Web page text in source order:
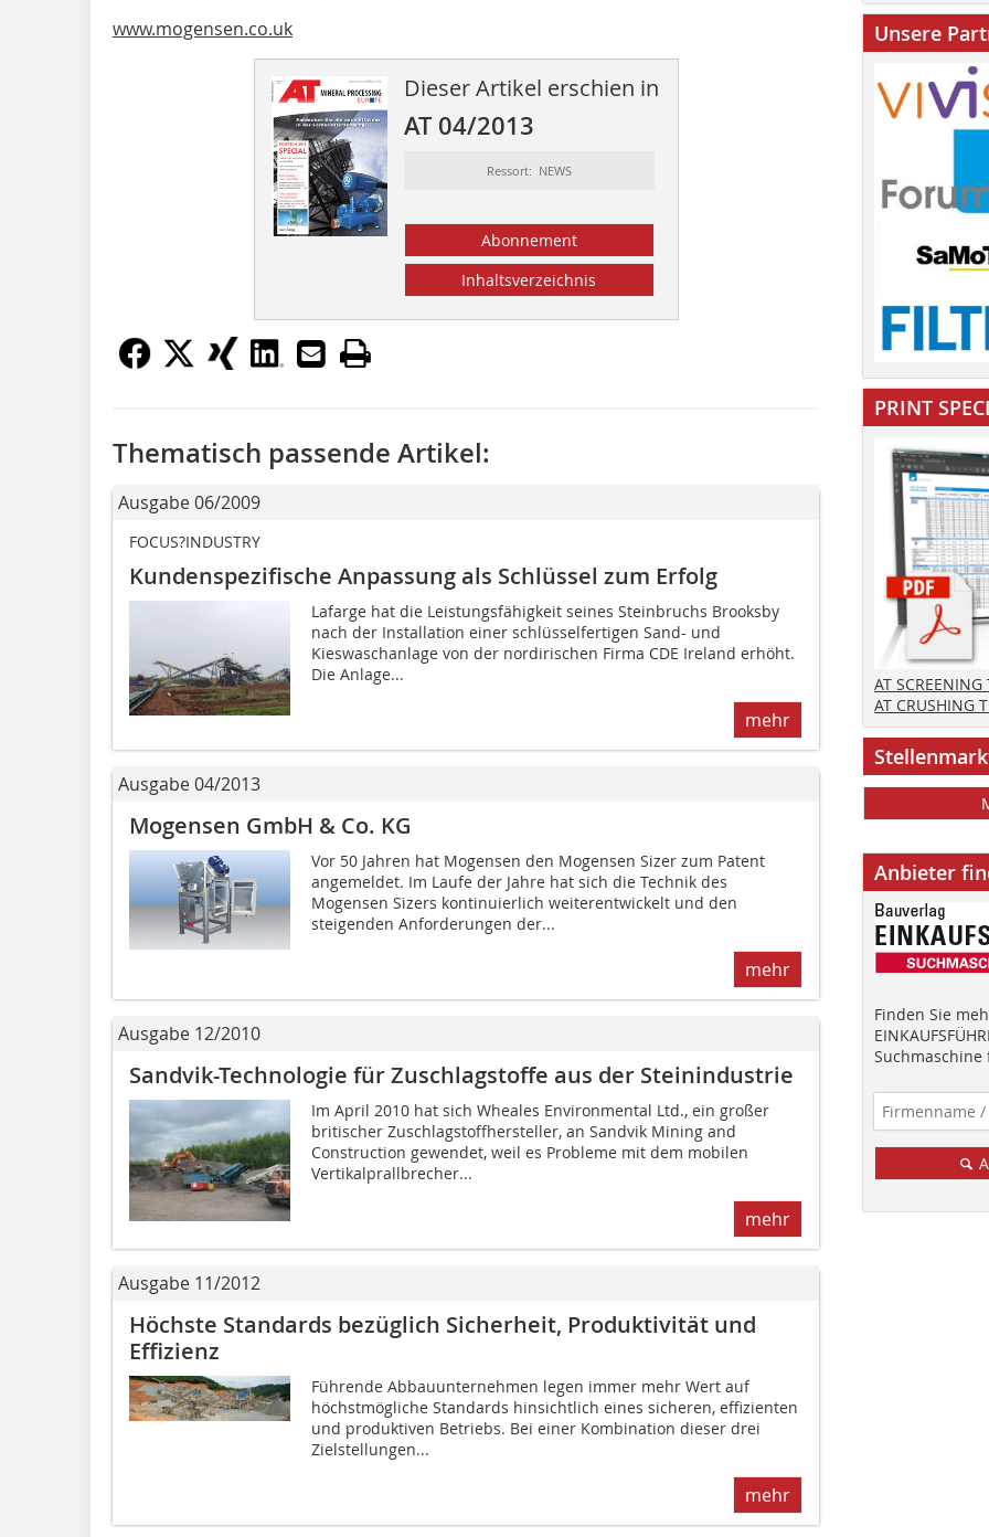
www.mogensen.co.uk
Dieser Artikel erschien in
AT 04/2013
Ressort: NEWS
Abonnement
Inhaltsverzeichnis
Thematisch passende Artikel:
Ausgabe 06/2009
FOCUS?INDUSTRY
Kundenspezifische Anpassung als Schlüssel zum Erfolg
Lafarge hat die Leistungsfähigkeit seines Steinbruchs Brooksby
nach der Installation einer schlüsselfertigen Sand- und
Kieswaschanlage von der nordirischen Firma CDE Ireland erhöht.
Die Anlage...
mehr
Ausgabe 04/2013
Mogensen GmbH & Co. KG
Vor 50 Jahren hat Mogensen den Mogensen Sizer zum Patent
angemeldet. Im Laufe der Jahre hat sich die Technik des
Mogensen Sizers kontinuierlich weiterentwickelt und den
steigenden Anforderungen der...
mehr
Ausgabe 12/2010
Sandvik-Technologie für Zuschlagstoffe aus der Steinindustrie
Im April 2010 hat sich Wheales Environmental Ltd., ein großer
britischer Zuschlagstoffhersteller, an Sandvik Mining and
Construction gewendet, weil es Probleme mit dem mobilen
Vertikalprallbrecher...
mehr
Ausgabe 11/2012
Höchste Standards bezüglich Sicherheit, Produktivität und
Effizienz
Führende Abbauunternehmen legen immer mehr Wert auf
höchstmögliche Standards hinsichtlich eines sicheren, effizienten
und produktiven Betriebs. Bei einer Kombina­tion dieser drei
Zielstellungen...
mehr
Unsere
PRINT
AT
AT CRUSHING
Anbieter
Finden Sie